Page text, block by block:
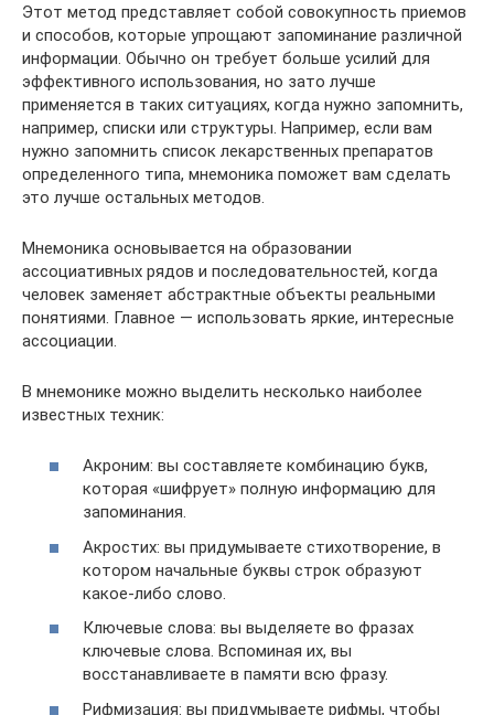
Этот метод представляет собой совокупность приемов
и способов, которые упрощают запоминание различной
информации. Обычно он требует больше усилий для
эффективного использования, но зато лучше
применяется в таких ситуациях, когда нужно запомнить,
например, списки или структуры. Например, если вам
нужно запомнить список лекарственных препаратов
определенного типа, мнемоника поможет вам сделать
это лучше остальных методов.
Мнемоника основывается на образовании
ассоциативных рядов и последовательностей, когда
человек заменяет абстрактные объекты реальными
понятиями. Главное — использовать яркие, интересные
ассоциации.
В мнемонике можно выделить несколько наиболее
известных техник:
Акроним: вы составляете комбинацию букв,
которая «шифрует» полную информацию для
запоминания.
Акростих: вы придумываете стихотворение, в
котором начальные буквы строк образуют
какое-либо слово.
Ключевые слова: вы выделяете во фразах
ключевые слова. Вспоминая их, вы
восстанавливаете в памяти всю фразу.
Рифмизация: вы придумываете рифмы, чтобы